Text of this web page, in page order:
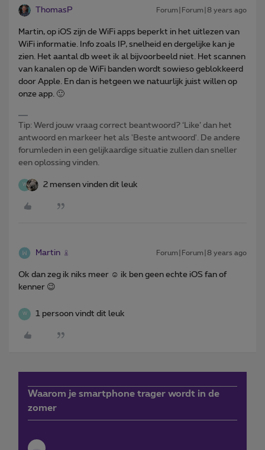
ThomasP Forum|Forum|8 years ago
Martin, op iOS zijn de WiFi apps beperkt in het uitlezen van
WiFi informatie. Info zoals IP, snelheid en dergelijke kan je
zien. Het aantal db weet ik al bijvoorbeeld niet. Het scannen
van kanalen op de WiFi banden wordt sowieso geblokkeerd
door Apple. En dan is hetgeen we natuurlijk juist willen op
onze app. 🙂
Tip: Werd jouw vraag correct beantwoord? ‘Like’ dan het
antwoord en markeer het als 'Beste antwoord'. De andere
forumleden in een gelijkaardige situatie zullen dan sneller
een oplossing vinden.
W 2 mensen vinden dit leuk
Martin Forum|Forum|8 years ago
Ok dan zeg ik niks meer ☺️ ik ben geen echte iOS fan of
kenner 😉
W 1 persoon vindt dit leuk
Waarom je smartphone trager wordt in de
zomer